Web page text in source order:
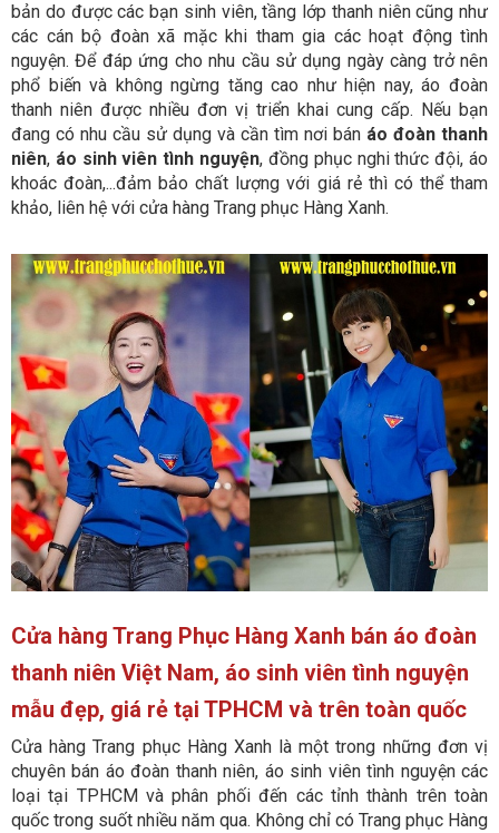
bản do được các bạn sinh viên, tầng lớp thanh niên cũng như
các cán bộ đoàn xã mặc khi tham gia các hoạt động tình
nguyện. Để đáp ứng cho nhu cầu sử dụng ngày càng trở nên
phổ biến và không ngừng tăng cao như hiện nay, áo đoàn
thanh niên được nhiều đơn vị triển khai cung cấp. Nếu bạn
đang có nhu cầu sử dụng và cần tìm nơi bán áo đoàn thanh
niên, áo sinh viên tình nguyện, đồng phục nghi thức đội, áo
khoác đoàn,...đảm bảo chất lượng với giá rẻ thì có thể tham
khảo, liên hệ với cửa hàng Trang phục Hàng Xanh.
Cửa hàng Trang Phục Hàng Xanh bán áo đoàn
thanh niên Việt Nam, áo sinh viên tình nguyện
mẫu đẹp, giá rẻ tại TPHCM và trên toàn quốc
Cửa hàng Trang phục Hàng Xanh là một trong những đơn vị
chuyên bán áo đoàn thanh niên, áo sinh viên tình nguyện các
loại tại TPHCM và phân phối đến các tỉnh thành trên toàn
quốc trong suốt nhiều năm qua. Không chỉ có Trang phục Hàng